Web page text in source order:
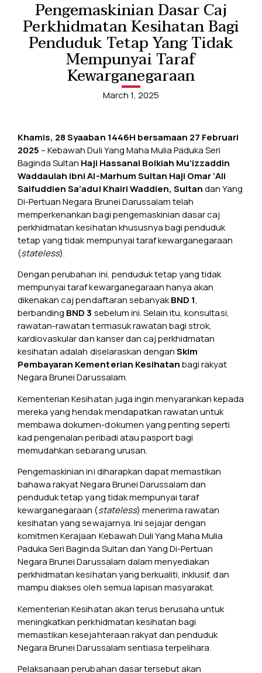
Pengemaskinian Dasar Caj
Perkhidmatan Kesihatan Bagi
Penduduk Tetap Yang Tidak
Mempunyai Taraf
Kewarganegaraan
March 1, 2025
Khamis, 28 Syaaban 1446H bersamaan 27 Februari
2025 – Kebawah Duli Yang Maha Mulia Paduka Seri
Baginda Sultan Haji Hassanal Bolkiah Mu’izzaddin
Waddaulah ibni Al-Marhum Sultan Haji Omar ‘Ali
Saifuddien Sa’adul Khairi Waddien, Sultandan Yang
Di-Pertuan Negara Brunei Darussalam telah
memperkenankan bagi pengemaskinian dasar caj
perkhidmatan kesihatan khususnya bagi penduduk
tetap yang tidak mempunyai taraf kewarganegaraan
(stateless).
Dengan perubahan ini, penduduk tetap yang tidak
mempunyai taraf kewarganegaraan hanya akan
dikenakan caj pendaftaran sebanyakBND 1,
berbanding BND 3 sebelum ini. Selain itu, konsultasi,
rawatan-rawatan termasuk rawatan bagi strok,
kardiovaskular dan kanser dan caj perkhidmatan
kesihatan adalah diselaraskan denganSkim
Pembayaran Kementerian Kesihatanbagi rakyat
Negara Brunei Darussalam.
Kementerian Kesihatan juga ingin menyarankan kepada
mereka yang hendak mendapatkan rawatan untuk
membawa dokumen-dokumen yang penting seperti
kad pengenalan peribadi atau pasport bagi
memudahkan sebarang urusan.
Pengemaskinian ini diharapkan dapat memastikan
bahawa rakyat Negara Brunei Darussalam dan
penduduk tetap yang tidak mempunyai taraf
kewarganegaraan (stateless) menerima rawatan
kesihatan yang sewajarnya. Ini sejajar dengan
komitmen Kerajaan Kebawah Duli Yang Maha Mulia
Paduka Seri Baginda Sultan dan Yang Di-Pertuan
Negara Brunei Darussalam dalam menyediakan
perkhidmatan kesihatan yang berkualiti, inklusif, dan
mampu diakses oleh semua lapisan masyarakat.
Kementerian Kesihatan akan terus berusaha untuk
meningkatkan perkhidmatan kesihatan bagi
memastikan kesejahteraan rakyat dan penduduk
Negara Brunei Darussalam sentiasa terpelihara.
Pelaksanaan perubahan dasar tersebut akan